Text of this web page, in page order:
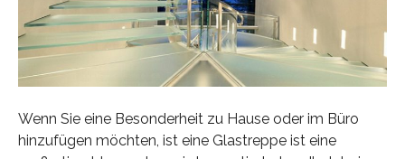
Wenn Sie eine Besonderheit zu Hause oder im Büro
hinzufügen möchten, ist eine Glastreppe ist eine